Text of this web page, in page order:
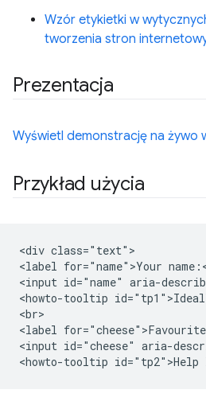
Wzór etykietki w
tworzenia stron
Prezentacja
Wyświetl demonstrację na żywo
Przykład użycia
<div class="text">
<label for="name">Your
<input id="name" aria-
<howto-tooltip
<br>
<label
<input id="cheese" aria-